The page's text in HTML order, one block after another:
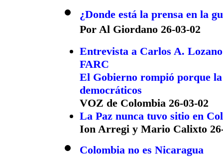
¿Donde está la prensa en la
Por Al Giordano 26-03-02
Entrevista a Carlos A.
FARC
El Gobierno rompió porque
democráticos
VOZ de Colombia 26-03-02
La Paz nunca tuvo sitio en
Ion Arregi y Mario Calixto
Colombia no es Nicaragua